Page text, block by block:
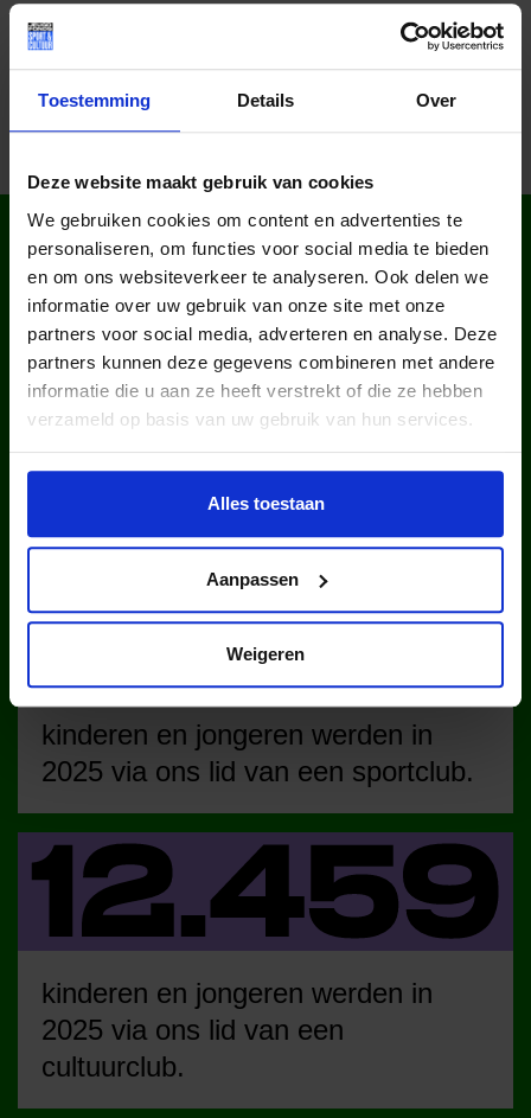
Toestemming Details Over
Deze website maakt gebruik van cookies
We gebruiken cookies om content en advertenties te
personaliseren, om functies voor social media te bieden
en om ons websiteverkeer te analyseren. Ook delen we
informatie over uw gebruik van onze site met onze
partners voor social media, adverteren en analyse. Deze
partners kunnen deze gegevens combineren met andere
informatie die u aan ze heeft verstrekt of die ze hebben
verzameld op basis van uw gebruik van hun services.
Alles toestaan
Aanpassen
Weigeren
Deel dit bericht op social media!
WIST JE DAT IN
NEDERLAND?
kinderen en jongeren werden in
2025 via ons lid van een club.
kinderen en jongeren werden in
2025 via ons lid van een sportclub.
kinderen en jongeren werden in
2025 via ons lid van een
cultuurclub.